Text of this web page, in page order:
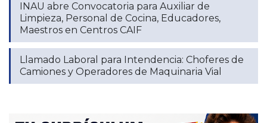
INAU abre Convocatoria para Auxiliar de
Limpieza, Personal de Cocina, Educadores,
Maestros en Centros CAIF
Llamado Laboral para Intendencia: Choferes de
Camiones y Operadores de Maquinaria Vial